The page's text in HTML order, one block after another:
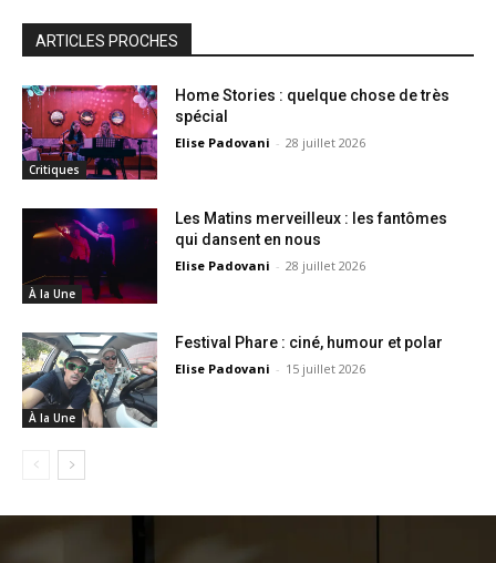
ARTICLES PROCHES
Critiques
Home Stories : quelque chose de très
spécial
Elise Padovani - 28 juillet 2026
À la Une
Les Matins merveilleux : les fantômes
qui dansent en nous
Elise Padovani - 28 juillet 2026
À la Une
Festival Phare : ciné, humour et polar
Elise Padovani - 15 juillet 2026